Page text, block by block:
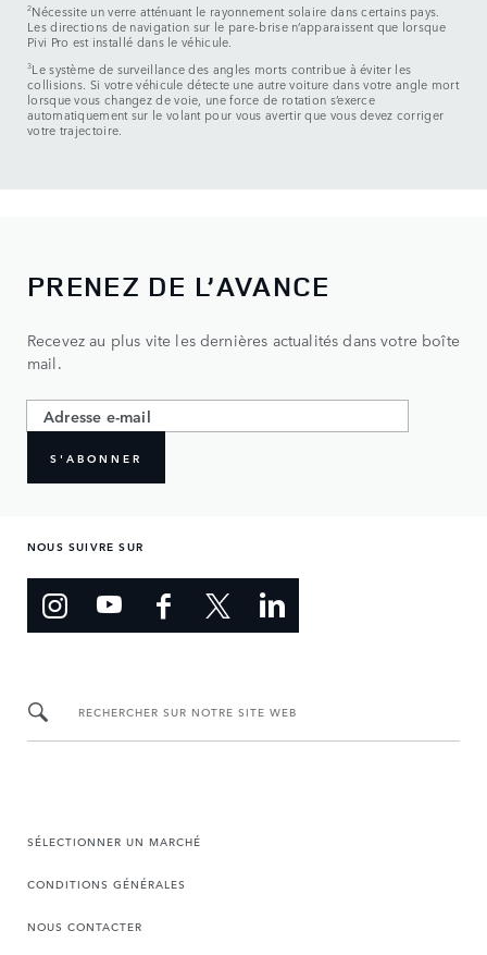
2Nécessite un verre atténuant le rayonnement solaire dans certains pays.
Les directions de navigation sur le pare-brise n’apparaissent que lorsque
Pivi Pro est installé dans le véhicule.
3Le système de surveillance des angles morts contribue à éviter les
collisions. Si votre véhicule détecte une autre voiture dans votre angle mort
lorsque vous changez de voie, une force de rotation s’exerce
automatiquement sur le volant pour vous avertir que vous devez corriger
votre trajectoire.
PRENEZ DE L’AVANCE
Recevez au plus vite les dernières actualités dans votre boîte
mail.
S'ABONNER
NOUS SUIVRE SUR
RECHERCHER SUR NOTRE SITE WEB
SÉLECTIONNER UN MARCHÉ
CONDITIONS GÉNÉRALES
NOUS CONTACTER